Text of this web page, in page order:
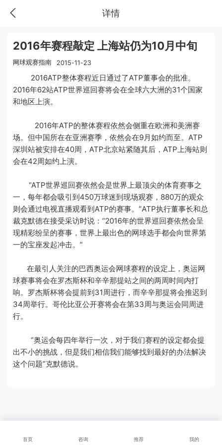
详情
2016年赛程敲定 上海站仍为10月中旬
网球观赛指南 2015-11-23
2016ATP整体赛程近日通过了ATP董事会的批准。
2016年62站ATP世界巡回赛将会在全球六大洲的31个国家
和地区上演。
2016年ATP的整体赛程依然会侧重在欧洲和美洲赛
场。但中国所在在亚洲赛季，依然会在9月如约而至。ATP
深圳站被安排在40周，ATP北京站紧随其后，ATP上海站则
会在42周如约上演。
“ATP世界巡回赛依然会是世界上最顶尖的体育赛事之
一，每年都会吸引到450万球迷到现场观赛，880万的观众
则会通过电视直播观看到ATP的赛事。”ATP执行董事长和总
裁克默德在接受采访时说：“2016年的世界巡回赛依然会呈
现精彩纷呈的赛事，世界上最出色的网球选手都会向世界第
一的宝座发起冲击。”
在最引人关注的巴西奥运会网球赛程的设定上，奥运网
球赛事将会在罗杰斯杯和辛辛那提站之间的两周时间内打
响。罗杰斯杯将会提前到31周进行，而辛辛那提将会推迟到
34周举行。哥伦比亚公开赛将会在第33周与奥运会同周进
行。
“奥运会每四年举行一次，对于我们赛程的设定都会提
出不小的挑战，但是我们相信我们能够找到最好的办法解决
这个问题”克默德说。
首页 咨询 推荐 我的